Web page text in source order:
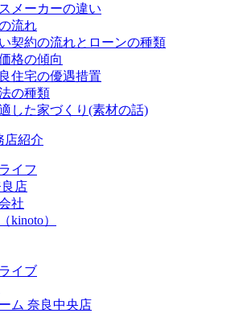
メーカーの違い
流れ
契約の流れとローンの種類
格の傾向
住宅の優遇措置
の種類
した家づくり(素材の話)
店紹介
イフ
店
社
kinoto）
イブ
ム 奈良中央店